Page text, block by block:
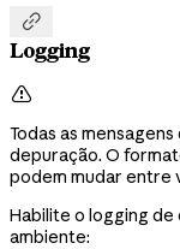

Logging

Todas as
depuração. O
podem mudar entre
Habilite o logging
ambiente: